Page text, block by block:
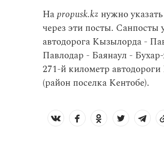
Наpropusk.kz нужно
через эти посты.
автодорога Кызылорда -
Павлодар - Баянаул -
271-й километр
(район поселка Кентобе).